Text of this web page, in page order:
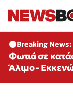
Breaking News:
Φωτιά σε
Άλιμο -